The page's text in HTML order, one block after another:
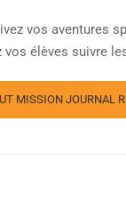
vos aventures
élèves suivre
MISSION JOURNAL